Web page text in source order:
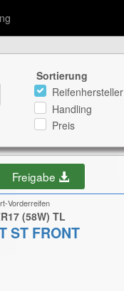
Sortierung
Reifenhersteller
Handling
Preis
Freigabe
Vorderreifen
(58W) TL
ST FRONT